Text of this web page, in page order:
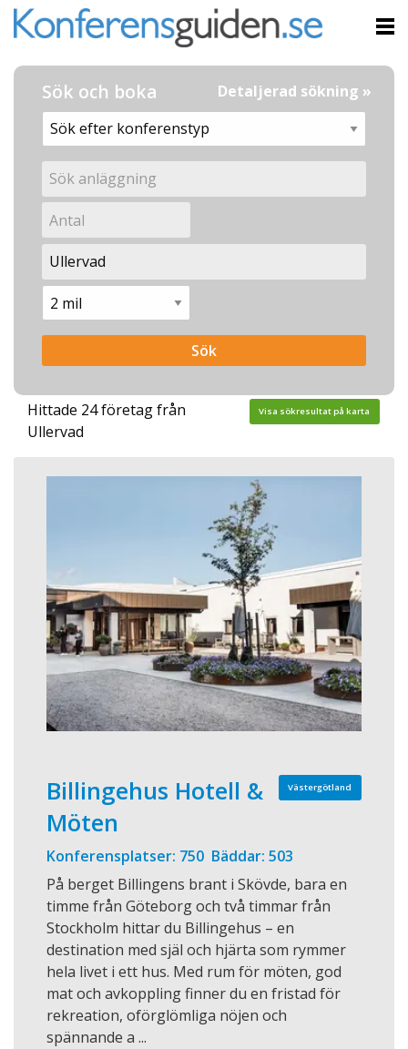
Sök och boka Detaljerad sökning »
Hittade 24 företag från
Ullervad
Visa sökresultat på karta
Västergötland
Billingehus Hotell &
Möten
Konferensplatser: 750 Bäddar: 503
På berget Billingens brant i Skövde, bara en
timme från Göteborg och två timmar från
Stockholm hittar du Billingehus – en
destination med själ och hjärta som rymmer
hela livet i ett hus. Med rum för möten, god
mat och avkoppling finner du en fristad för
rekreation, oförglömliga nöjen och
spännande a ...